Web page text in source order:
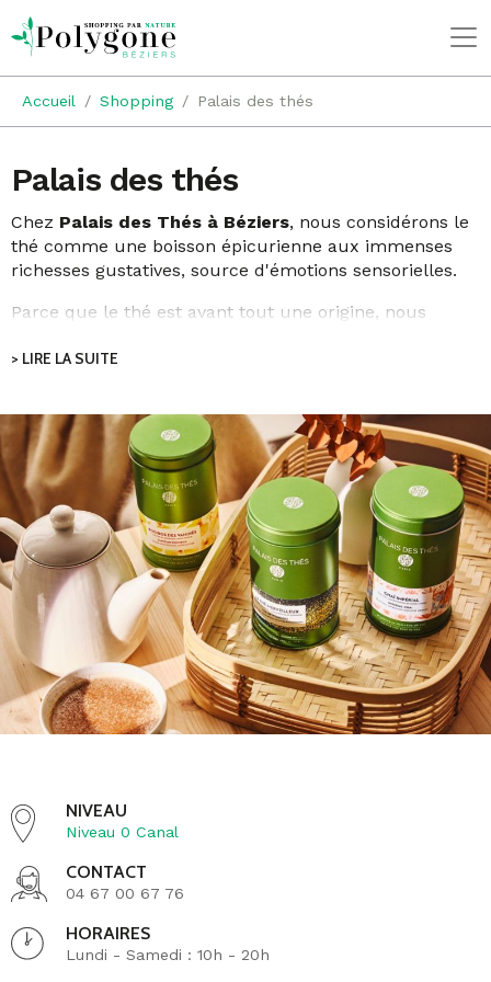
Accueil Shopping Palais des thés
Palais des thés
Chez Palais des Thés à Béziers, nous considérons le
thé comme une boisson épicurienne aux immenses
richesses gustatives, source d'émotions sensorielles.
Parce que le thé est avant tout une origine, nous
récoltes d’exception. De la relation engagée que nous
Parce que le thé est aussi une inspiration, Palais des
Thés signe, à Paris, des thés et infusions parfumés qui
révèlent à votre palais les secrets de cette boisson
raffinée.
> LIRE LA SUITE
NIVEAU
Niveau 0 Canal
CONTACT
04 67 00 67 76
HORAIRES
Lundi - Samedi : 10h - 20h